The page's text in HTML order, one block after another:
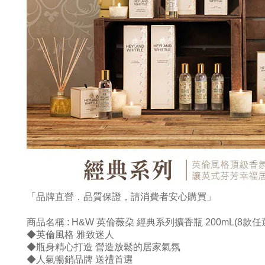
「品牌直營．品質保證，請消費者安心購買」
商品名稱 : H&W 英倫薇朶 經典系列擴香瓶 200mL(8款任
◆英倫風格 雅致迷人
◆瓶身精心打造 營造放鬆的居家氣氛
◆人氣暢銷品牌 送禮首選